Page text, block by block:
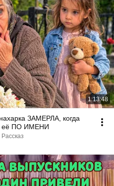
1:13:48
ЗАМЕРЛА, когда
её ПО ИМЕНИ